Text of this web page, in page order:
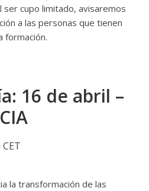
ser cupo limitado, avisaremos
a las personas que tienen
formación.
16 de abril –
la transformación de las